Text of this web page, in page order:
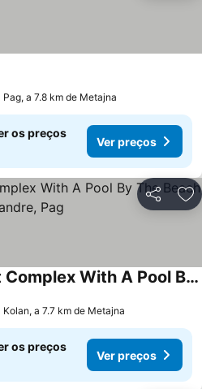
Pag, a 7.8 km de Metajna
os preços
Ver preços
Partilhar
Sunshine Apartment Complex With A Pool By The Beach - Mandre, Pag
Kolan, a 7.7 km de Metajna
os preços
Ver preços